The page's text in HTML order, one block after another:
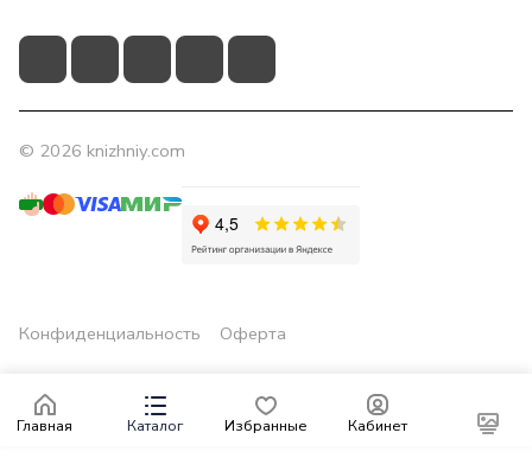
© 2026 knizhniy.com
Конфиденциальность Оферта
Главная Каталог Избранные Кабинет